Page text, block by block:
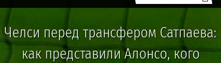
Челси перед трансфером Сатпаева:
как представили Алонсо, кого